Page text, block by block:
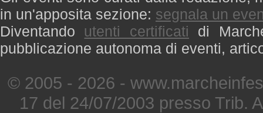
in un'apposita sezione: segnala un
Diventando utenti certificati di
pubblicazione autonoma di eventi,
© 2005 - 2026 -
17 del 24/07/2003 presso Trib.